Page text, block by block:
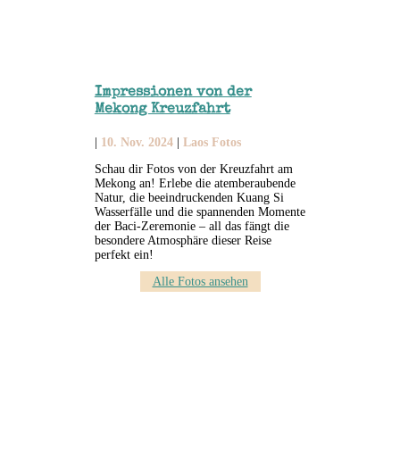
Impressionen von der
Mekong Kreuzfahrt
10. Nov. 2024
Laos Fotos
Schau dir Fotos von der Kreuzfahrt am
Mekong an! Erlebe die atemberaubende
Natur, die beeindruckenden Kuang Si
Wasserfälle und die spannenden Momente
der Baci-Zeremonie – all das fängt die
besondere Atmosphäre dieser Reise
perfekt ein!
Alle Fotos ansehen